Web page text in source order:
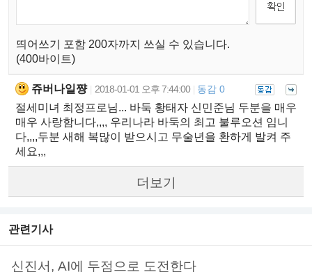
띄어쓰기 포함 200자까지 쓰실 수 있습니다.
(400바이트)
쥬버나일쨩 2018-01-01 오후 7:44:00 동감 0
절세미녀 최정프로님... 바둑 황태자 신민준님 두분을 매우
매우 사랑함니다,,,, 우리나라 바둑의 최고 불루오션 임니
다,,,,두분 새해 복많이 받으시고 무술년을 환하게 발켜 주
세요,,,
더보기
관련기사
신진서, AI에 두점으로 도전한다